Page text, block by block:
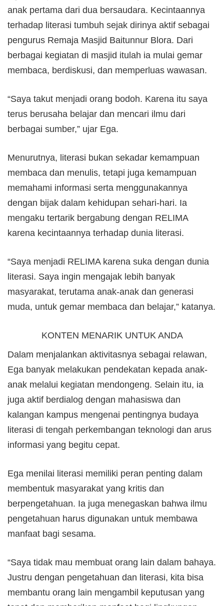
anak pertama dari dua bersaudara. Kecintaannya
terhadap literasi tumbuh sejak dirinya aktif sebagai
pengurus Remaja Masjid Baitunnur Blora. Dari
berbagai kegiatan di masjid itulah ia mulai gemar
membaca, berdiskusi, dan memperluas wawasan.
“Saya takut menjadi orang bodoh. Karena itu saya
terus berusaha belajar dan mencari ilmu dari
berbagai sumber,” ujar Ega.
Menurutnya, literasi bukan sekadar kemampuan
membaca dan menulis, tetapi juga kemampuan
memahami informasi serta menggunakannya
dengan bijak dalam kehidupan sehari-hari. Ia
mengaku tertarik bergabung dengan RELIMA
karena kecintaannya terhadap dunia literasi.
“Saya menjadi RELIMA karena suka dengan dunia
literasi. Saya ingin mengajak lebih banyak
masyarakat, terutama anak-anak dan generasi
muda, untuk gemar membaca dan belajar,” katanya.
KONTEN MENARIK UNTUK ANDA
Dalam menjalankan aktivitasnya sebagai relawan,
Ega banyak melakukan pendekatan kepada anak-
anak melalui kegiatan mendongeng. Selain itu, ia
juga aktif berdialog dengan mahasiswa dan
kalangan kampus mengenai pentingnya budaya
literasi di tengah perkembangan teknologi dan arus
informasi yang begitu cepat.
Ega menilai literasi memiliki peran penting dalam
membentuk masyarakat yang kritis dan
berpengetahuan. Ia juga menegaskan bahwa ilmu
pengetahuan harus digunakan untuk membawa
manfaat bagi sesama.
“Saya tidak mau membuat orang lain dalam bahaya.
Justru dengan pengetahuan dan literasi, kita bisa
membantu orang lain mengambil keputusan yang